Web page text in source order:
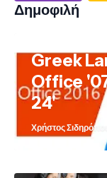
Δημοφιλή
Greek
Office
24'
Χρήστος